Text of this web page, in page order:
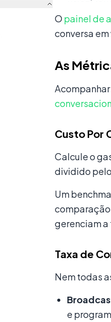
O painel de
conversa
As
Acompanhar
Custo Por
Calcule o
dividido
Um
gerenciam a
Taxa de
Nem todas
e